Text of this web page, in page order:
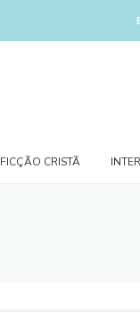
ENVIAMOS
FICÇÃO CRISTÃ